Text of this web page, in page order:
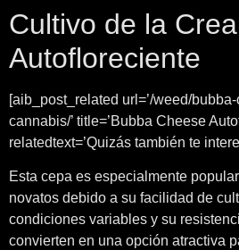
Cultivo de la
Autofloreciente
[aib_post_related url=’/weed/
cannabis/’ title=’Bubba Cheese
relatedtext=’Quizás también te
Esta cepa es especialmente
novatos debido a su facilidad de
condiciones variables y su
convierten en una opción atractiva